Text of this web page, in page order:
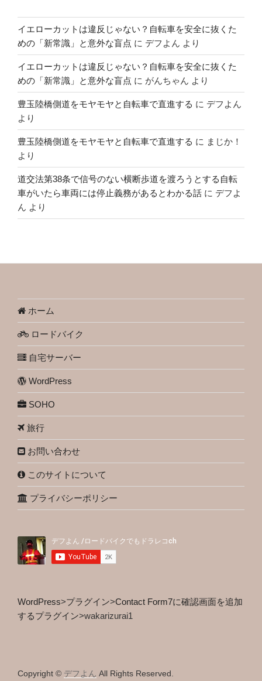
イエローカットは違反じゃない？自転車を安全に抜くた
めの「新常識」と意外な盲点 に デフよん より
イエローカットは違反じゃない？自転車を安全に抜くた
めの「新常識」と意外な盲点 に がんちゃん より
豊玉陸橋側道をモヤモヤと自転車で直進する に デフよん
より
豊玉陸橋側道をモヤモヤと自転車で直進する に まじか！
より
道交法第38条で信号のない横断歩道を渡ろうとする自転
車がいたら車両には停止義務があるとわかる話 に デフよ
ん より
ホーム
ロードバイク
自宅サーバー
WordPress
SOHO
旅行
お問い合わせ
このサイトについて
プライバシーポリシー
WordPress>プラグイン>Contact Form7に確認画面を追加
するプラグイン>wakarizurai1
Copyright © デフよん All Rights Reserved.